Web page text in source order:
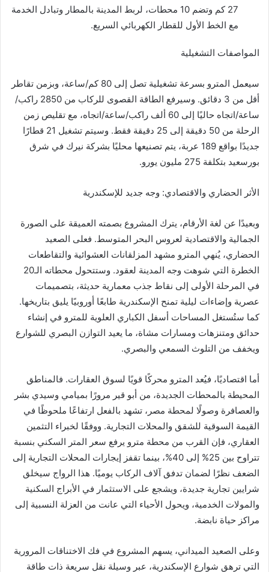
27 كم وتضم 10 محطات، لربط المدينة بالمطار وتبادل الخدمة
مع الخط الأول للقطار الكهربائي السريع.
المواصفات التشغيلية
سيعمل المترو بسرعة تشغيلية تصل إلى 80 كم/ساعة، وبزمن تقاطر
أقل من 3 دقائق. وسيرفع الطاقة القصوى للركاب من 2850 راكب/
ساعة/اتجاه حاليًا إلى 60 ألف راكب/ساعة/اتجاه، مع تقليص زمن
الرحلة من 50 دقيقة إلى 25 دقيقة فقط. وسيتم تشغيل 21 قطارًا
جديدًا بواقع 189 عربة، يتم تصنيعها محليًا بشركة نيرك في شرق
بورسعيد بتكلفة 275 مليون يورو.
الأثر الحضاري والاقتصادي: وجه جديد للإسكندرية
وبعيدًا عن لغة الأرقام، يترك المشروع بصمته العميقة على الصورة
الجمالية والاقتصادية لعروس البحر المتوسط. فعلى الصعيد
الحضاري، يُنهي المترو مشهد المزلقانات العشوائية والتقاطعات
الخطرة التي شوهت وجه المدينة لعقود. وستتحول محطاته الـ20
في المرحلة الأولى إلى نقاط جذب معمارية حديثة، بتصميمات
عصرية وإضاءات ليلية تمنح الإسكندرية طابعًا أوروبيًا يليق بتاريخها.
كما ستُستغل المساحات أسفل الكباري العلوية للمترو في إنشاء
حدائق ومتنزهات ومسارات مشاة، ما يعيد التوازن البصري للشوارع
ويخفف من التلوث السمعي والبصري.
أما اقتصاديًا، فيُعد المترو محركًا قويًا لسوق العقارات. فالمناطق
المحيطة بالمحطات الجديدة، من أبو قير مرورًا بميامي وسيدي بشر
والعصافرة وصولًا لمحطة مصر، تشهد بالفعل ارتفاعًا ملحوظًا في
القيمة السوقية للشقق والمحلات التجارية. ووفقًا لخبراء التثمين
العقاري، فإن القرب من محطة مترو يرفع سعر المتر السكني بنسبة
تتراوح بين 25% إلى 40%، بينما تقفز إيجارات المحلات التجارية إلى
الضعف نظرًا لضمان تدفق آلاف الركاب يوميًا. هذا الرواج سيخلق
شرايين تجارية جديدة، ويشجع على الاستثمار في الأبراج السكنية
والمولات الخدمية، ويحول الأحياء التي عانت من العزلة النسبية إلى
مراكز حياة نابضة.
وعلى الصعيد الميداني، يسهم المشروع في فك الاختناقات المرورية
التي ترهق شوارع الإسكندرية، عبر وسيلة نقل سريعة ذات طاقة